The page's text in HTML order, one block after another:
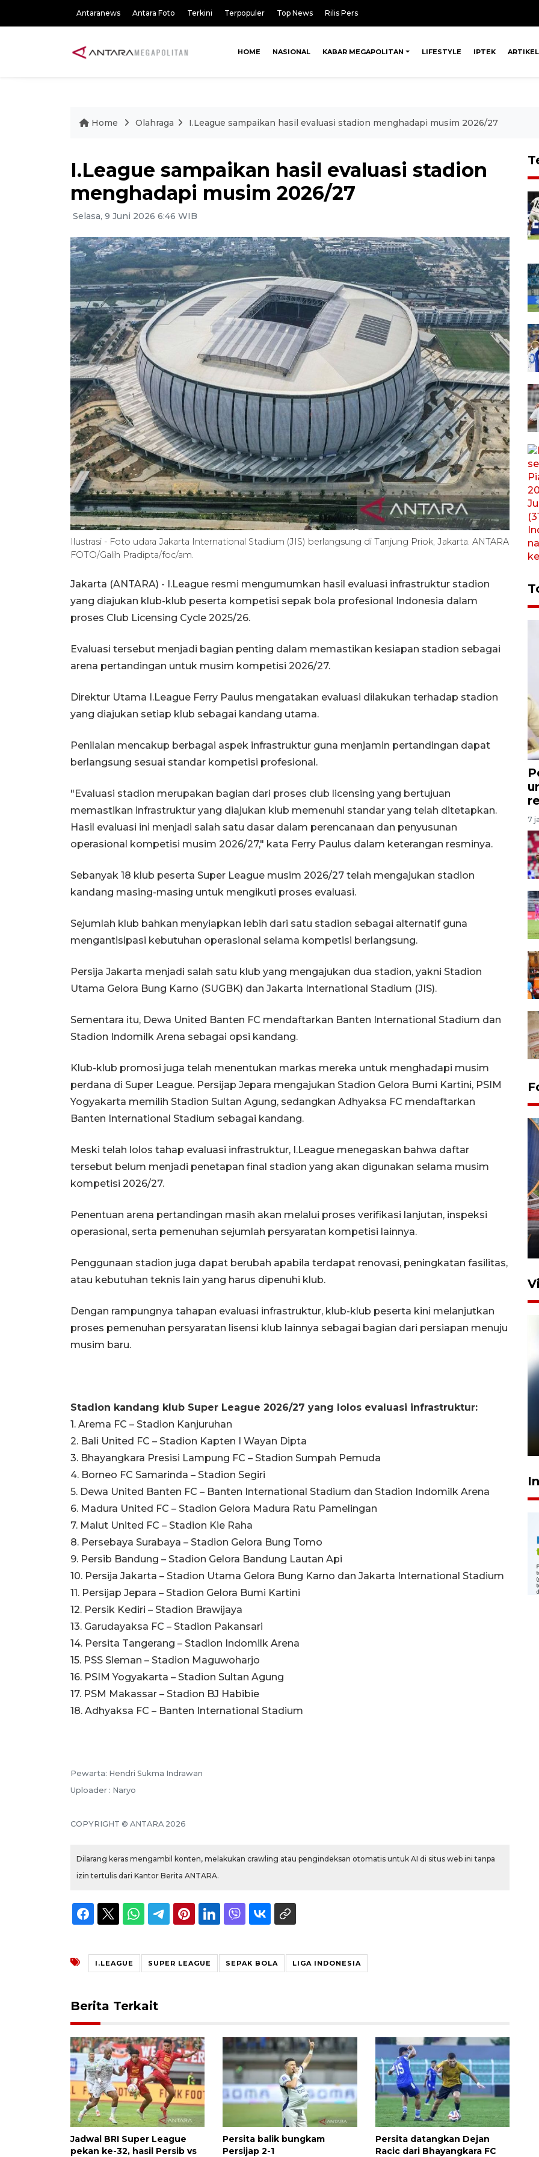
Antaranews Antara Foto Terkini Terpopuler Top News Rilis Pers
HOME NASIONAL KABAR MEGAPOLITAN LIFESTYLE IPTEK ARTIKEL
Home Olahraga I.League sampaikan hasil evaluasi stadion menghadapi musim 2026/27
I.League sampaikan hasil evaluasi stadion
menghadapi musim 2026/27
Selasa, 9 Juni 2026 6:46 WIB
Ilustrasi - Foto udara Jakarta International Stadium (JIS) berlangsung di Tanjung Priok, Jakarta. ANTARA
FOTO/Galih Pradipta/foc/am.
Jakarta (ANTARA) - I.League resmi mengumumkan hasil evaluasi infrastruktur stadion
yang diajukan klub-klub peserta kompetisi sepak bola profesional Indonesia dalam
proses Club Licensing Cycle 2025/26.
Evaluasi tersebut menjadi bagian penting dalam memastikan kesiapan stadion sebagai
arena pertandingan untuk musim kompetisi 2026/27.
Direktur Utama I.League Ferry Paulus mengatakan evaluasi dilakukan terhadap stadion
yang diajukan setiap klub sebagai kandang utama.
Penilaian mencakup berbagai aspek infrastruktur guna menjamin pertandingan dapat
berlangsung sesuai standar kompetisi profesional.
"Evaluasi stadion merupakan bagian dari proses club licensing yang bertujuan
memastikan infrastruktur yang diajukan klub memenuhi standar yang telah ditetapkan.
Hasil evaluasi ini menjadi salah satu dasar dalam perencanaan dan penyusunan
operasional kompetisi musim 2026/27," kata Ferry Paulus dalam keterangan resminya.
Sebanyak 18 klub peserta Super League musim 2026/27 telah mengajukan stadion
kandang masing-masing untuk mengikuti proses evaluasi.
Sejumlah klub bahkan menyiapkan lebih dari satu stadion sebagai alternatif guna
mengantisipasi kebutuhan operasional selama kompetisi berlangsung.
Persija Jakarta menjadi salah satu klub yang mengajukan dua stadion, yakni Stadion
Utama Gelora Bung Karno (SUGBK) dan Jakarta International Stadium (JIS).
Sementara itu, Dewa United Banten FC mendaftarkan Banten International Stadium dan
Stadion Indomilk Arena sebagai opsi kandang.
Klub-klub promosi juga telah menentukan markas mereka untuk menghadapi musim
perdana di Super League. Persijap Jepara mengajukan Stadion Gelora Bumi Kartini, PSIM
Yogyakarta memilih Stadion Sultan Agung, sedangkan Adhyaksa FC mendaftarkan
Banten International Stadium sebagai kandang.
Meski telah lolos tahap evaluasi infrastruktur, I.League menegaskan bahwa daftar
tersebut belum menjadi penetapan final stadion yang akan digunakan selama musim
kompetisi 2026/27.
Penentuan arena pertandingan masih akan melalui proses verifikasi lanjutan, inspeksi
operasional, serta pemenuhan sejumlah persyaratan kompetisi lainnya.
Penggunaan stadion juga dapat berubah apabila terdapat renovasi, peningkatan fasilitas,
atau kebutuhan teknis lain yang harus dipenuhi klub.
Dengan rampungnya tahapan evaluasi infrastruktur, klub-klub peserta kini melanjutkan
proses pemenuhan persyaratan lisensi klub lainnya sebagai bagian dari persiapan menuju
musim baru.
Stadion kandang klub Super League 2026/27 yang lolos evaluasi infrastruktur:
1. Arema FC – Stadion Kanjuruhan
2. Bali United FC – Stadion Kapten I Wayan Dipta
3. Bhayangkara Presisi Lampung FC – Stadion Sumpah Pemuda
4. Borneo FC Samarinda – Stadion Segiri
5. Dewa United Banten FC – Banten International Stadium dan Stadion Indomilk Arena
6. Madura United FC – Stadion Gelora Madura Ratu Pamelingan
7. Malut United FC – Stadion Kie Raha
8. Persebaya Surabaya – Stadion Gelora Bung Tomo
9. Persib Bandung – Stadion Gelora Bandung Lautan Api
10. Persija Jakarta – Stadion Utama Gelora Bung Karno dan Jakarta International Stadium
11. Persijap Jepara – Stadion Gelora Bumi Kartini
12. Persik Kediri – Stadion Brawijaya
13. Garudayaksa FC – Stadion Pakansari
14. Persita Tangerang – Stadion Indomilk Arena
15. PSS Sleman – Stadion Maguwoharjo
16. PSIM Yogyakarta – Stadion Sultan Agung
17. PSM Makassar – Stadion BJ Habibie
18. Adhyaksa FC – Banten International Stadium
Pewarta: Hendri Sukma Indrawan
Uploader : Naryo
COPYRIGHT © ANTARA 2026
Dilarang keras mengambil konten, melakukan crawling atau pengindeksan otomatis untuk AI di situs web ini tanpa
izin tertulis dari Kantor Berita ANTARA.
I.LEAGUE SUPER LEAGUE SEPAK BOLA LIGA INDONESIA
Berita Terkait
Jadwal BRI Super League
pekan ke-32, hasil Persib vs
Persita balik bungkam
Persijap 2-1
Persita datangkan Dejan
Racic dari Bhayangkara FC
7
perlintasan sebidang di
Stasiun Bogor
Pelanggan Filaha Farm setia
Memberantas kejahatan